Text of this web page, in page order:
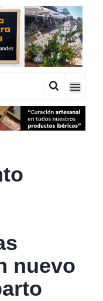
nuevo